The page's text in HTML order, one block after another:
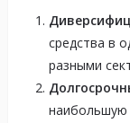
средства в
разными
наибольшую